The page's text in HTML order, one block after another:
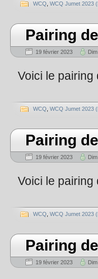
WCQ WCQ Jumet 2023
Pairing
19 février 2023 Dim
Voici le pairing
WCQ WCQ Jumet 2023
Pairing
19 février 2023 Dim
Voici le pairing
WCQ WCQ Jumet 2023
Pairing
19 février 2023 Dim